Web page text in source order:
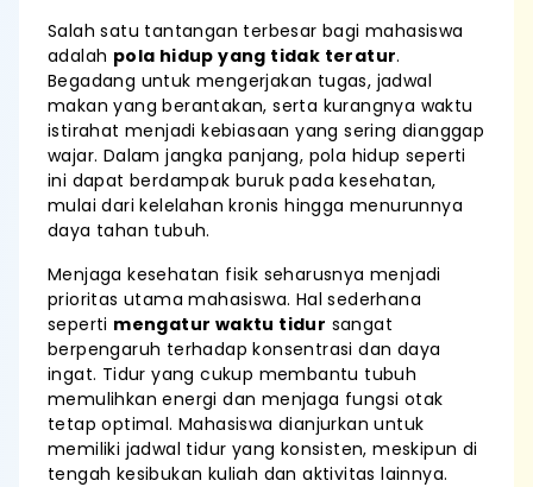
Salah satu tantangan terbesar bagi mahasiswa
adalah pola hidup yang tidak teratur.
Begadang untuk mengerjakan tugas, jadwal
makan yang berantakan, serta kurangnya waktu
istirahat menjadi kebiasaan yang sering dianggap
wajar. Dalam jangka panjang, pola hidup seperti
ini dapat berdampak buruk pada kesehatan,
mulai dari kelelahan kronis hingga menurunnya
daya tahan tubuh.
Menjaga kesehatan fisik seharusnya menjadi
prioritas utama mahasiswa. Hal sederhana
seperti mengatur waktu tidur sangat
berpengaruh terhadap konsentrasi dan daya
ingat. Tidur yang cukup membantu tubuh
memulihkan energi dan menjaga fungsi otak
tetap optimal. Mahasiswa dianjurkan untuk
memiliki jadwal tidur yang konsisten, meskipun di
tengah kesibukan kuliah dan aktivitas lainnya.